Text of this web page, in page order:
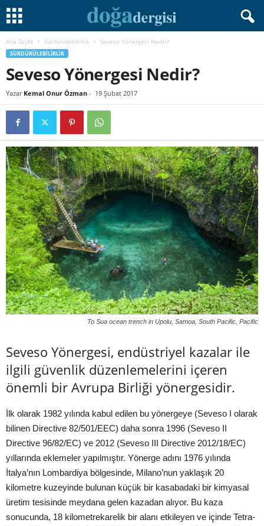
Ana Sayfa Sürdürülebilirlik Seveso Yönergesi Nedir?
SÜRDÜRÜLEBILIRLIK
Seveso Yönergesi Nedir?
Yazar Kemal Onur Özman - 19 Şubat 2017
To Sua ocean trench in Upolu, Samoa, South Pacific, Pacific
Seveso Yönergesi, endüstriyel kazalar ile
ilgili güvenlik düzenlemelerini içeren
önemli bir Avrupa Birliği yönergesidir.
İlk olarak 1982 yılında kabul edilen bu yönergeye (Seveso I olarak
bilinen Directive 82/501/EEC) daha sonra 1996 (Seveso II
Directive 96/82/EC) ve 2012 (Seveso III Directive 2012/18/EC)
yıllarında eklemeler yapılmıştır. Yönerge adını 1976 yılında
İtalya’nın Lombardiya bölgesinde, Milano’nun yaklaşık 20
kilometre kuzeyinde bulunan küçük bir kasabadaki bir kimyasal
üretim tesisinde meydana gelen kazadan alıyor. Bu kaza
sonucunda, 18 kilometrekarelik bir alanı etkileyen ve içinde Tetra-